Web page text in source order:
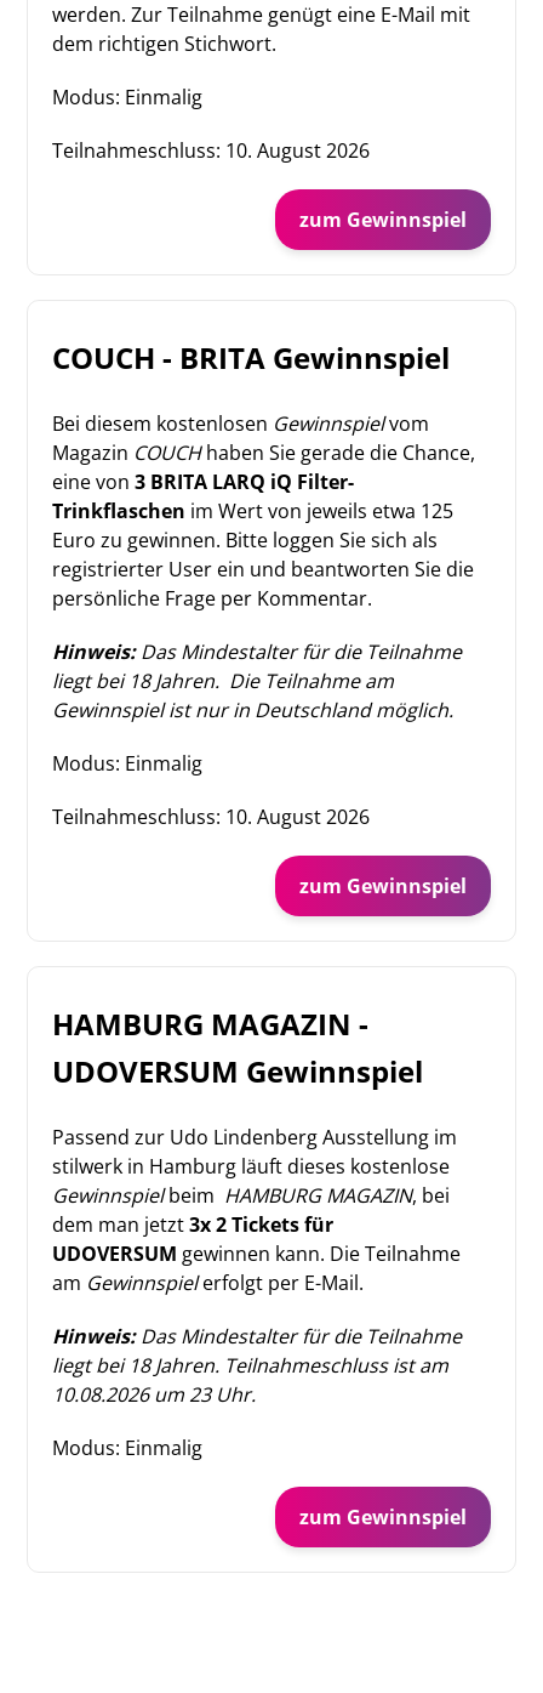
werden. Zur Teilnahme genügt eine E-Mail mit
dem richtigen Stichwort.
Modus: Einmalig
Teilnahmeschluss: 10. August 2026
zum Gewinnspiel
COUCH - BRITA Gewinnspiel
Bei diesem kostenlosen Gewinnspielvom
Magazin COUCHhaben Sie gerade die Chance,
eine von3 BRITA LARQ iQ Filter-
Trinkflaschen im Wert von jeweils etwa 125
Euro zu gewinnen. Bitte loggen Sie sich als
registrierter User ein und beantworten Sie die
persönliche Frage per Kommentar.
Hinweis:Das Mindestalter für die Teilnahme
liegt bei 18 Jahren. Die Teilnahme am
Gewinnspielist nur in Deutschland möglich.
Modus: Einmalig
Teilnahmeschluss: 10. August 2026
zum Gewinnspiel
HAMBURG MAGAZIN -
UDOVERSUM Gewinnspiel
Passend zur Udo Lindenberg Ausstellung im
stilwerk in Hamburg läuft dieses kostenlose
Gewinnspielbeim HAMBURG MAGAZIN, bei
dem man jetzt3x 2 Tickets für
UDOVERSUM gewinnen kann. Die Teilnahme
am Gewinnspielerfolgt per E-Mail.
Hinweis:Das Mindestalter für die Teilnahme
liegt bei 18 Jahren. Teilnahmeschluss ist am
10.08.2026 um 23 Uhr.
Modus: Einmalig
zum Gewinnspiel